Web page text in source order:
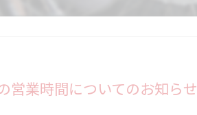
営業時間についてのお知らせ